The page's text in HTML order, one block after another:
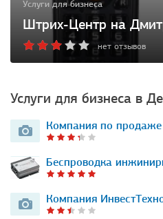
Услуги для бизнеса
Штрих-Центр на
нет отзывов
Услуги для бизнеса в
Компания по продаже
Беспроводка
Компания